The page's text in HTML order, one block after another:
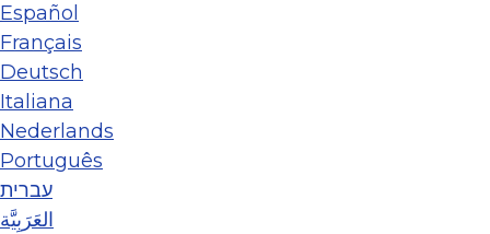
Español
Français
Deutsch
Italiana
Nederlands
Português
עברית
العَرَبِيَّة